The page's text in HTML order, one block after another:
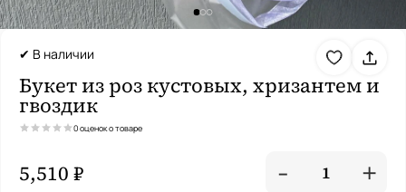
✔ В наличии
Букет из роз кустовых, хризантем и
гвоздик
0 оценок о товаре
5,510 ₽ - 1 +